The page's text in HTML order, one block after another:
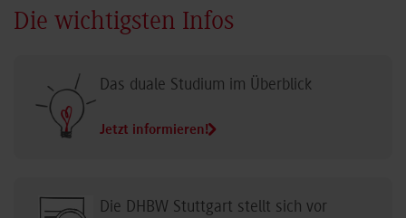
Die wichtigsten Infos
Das duale Studium im Überblick
Jetzt informieren!
Die DHBW Stuttgart stellt sich vor